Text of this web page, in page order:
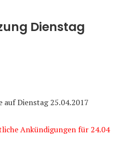
Dienstag
Dienstag 25.04.2017
Ankündigungen für 24.04